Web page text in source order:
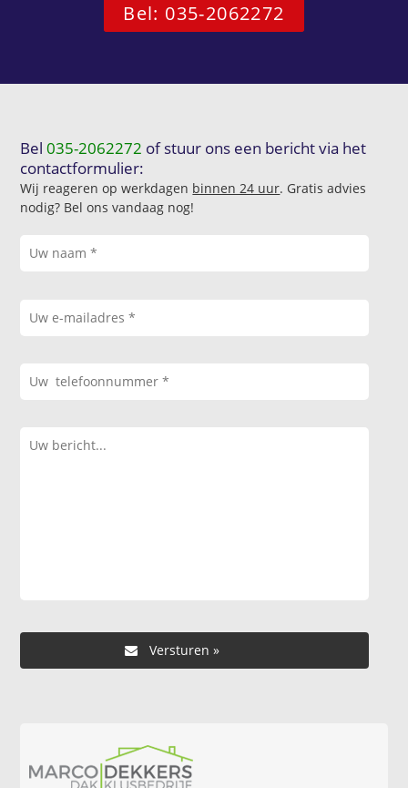
Bel: 035-2062272
Bel035-2062272 of stuur ons een bericht via het
contactformulier:
Wij reageren op werkdagen binnen 24 uur. Gratis advies
nodig? Bel ons vandaag nog!